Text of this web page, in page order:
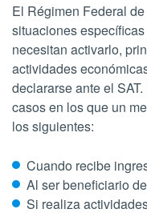
El Régimen Federal
situaciones
necesitan activarlo,
actividades
declararse ante el
casos en los que un
los siguientes:
Cuando recibe
Al ser beneficiario
Si realiza